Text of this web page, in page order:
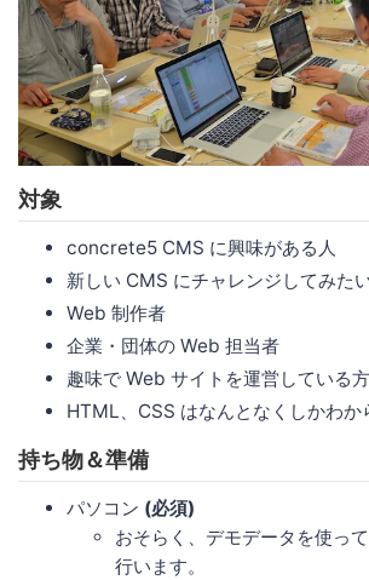
対象
concrete5 CMS に興味がある人
新しい CMS にチャレンジしてみた
Web 制作者
企業・団体の Web 担当者
趣味で Web サイトを運営している方
HTML、CSS はなんとなくしかわか
持ち物＆準備
パソコン (必須)
おそらく、デモデータを使っ
行います。